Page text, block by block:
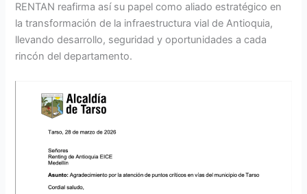
RENTAN reafirma así su papel como aliado estratégico en
la transformación de la infraestructura vial de Antioquia,
llevando desarrollo, seguridad y oportunidades a cada
rincón del departamento.